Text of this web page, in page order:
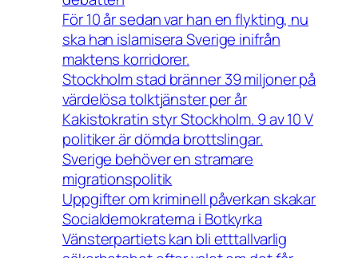
För 10 år sedan var han en flykting, nu
ska han islamisera Sverige inifrån
maktens korridorer.
Stockholm stad bränner 39 miljoner på
värdelösa tolktjänster per år
Kakistokratin styr Stockholm. 9 av 10 V
politiker är dömda brottslingar.
Sverige behöver en stramare
migrationspolitik
Uppgifter om kriminell påverkan skakar
Socialdemokraterna i Botkyrka
Vänsterpartiets kan bli etttallvarlig